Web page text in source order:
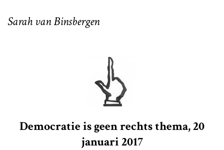
Sarah van Binsbergen
Democratie is geen rechts thema, 20
januari 2017